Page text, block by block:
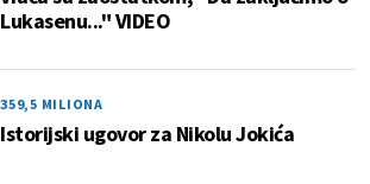
Lukasenu..." VIDEO
359,5 MILIONA
Istorijski ugovor za Nikolu Jokića